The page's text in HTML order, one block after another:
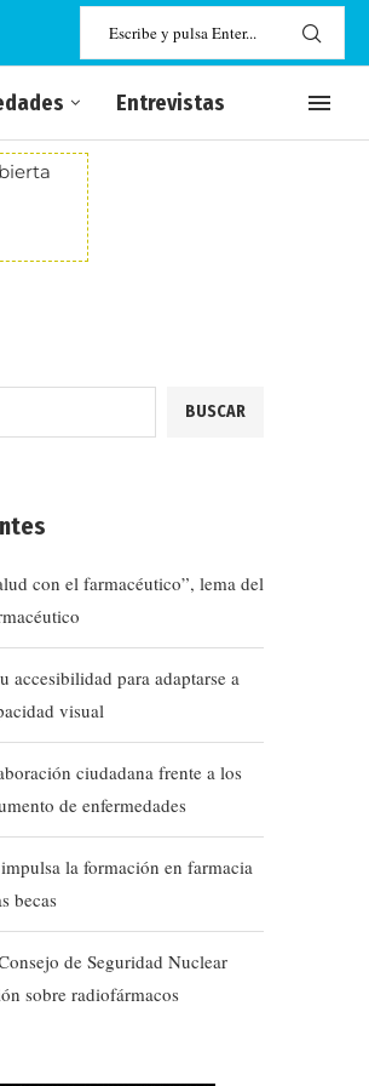
Entrevistas
BUSCAR
con el farmacéutico”, lema del
accesibilidad para adaptarse a
visual
ciudadana frente a los
de enfermedades
la formación en farmacia
becas
de Seguridad Nuclear
sobre radiofármacos